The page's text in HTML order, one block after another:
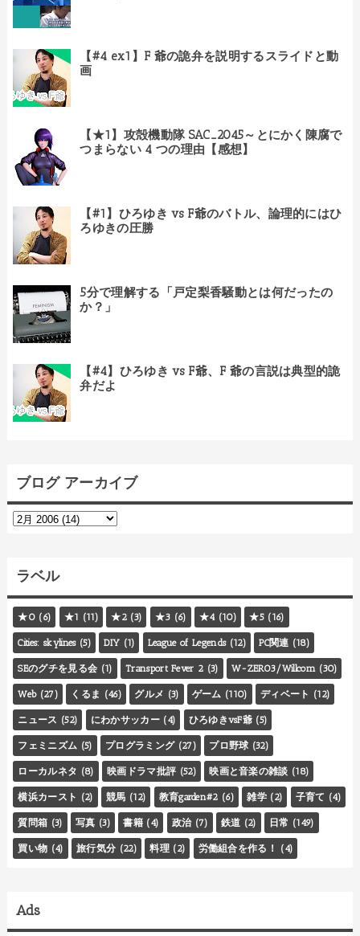
【#4 ex1】F 爺の詭弁を説明するスライドと動
画
【★1】攻殻機動隊 SAC_2045～とにかく陳腐で
つまらない 4 つの理由【感想】
【#1】ひろゆき vs F爺のバトル、論理的にはひ
ろゆきの圧勝
5分で理解する「戸定梨香騒動とは何だったの
か？」
【#4】ひろゆき vs F爺、F 爺の言説は典型的詭
弁だよ
ブログ アーカイブ
ラベル
★0 (6) ★1 (11) ★2 (3) ★3 (6) ★4 (10) ★5 (16)
Cities: skylines (5) DIY (1) League of Legends (12) PC関連 (18)
SEのグチを見る会 (1) Transport Fever 2 (3) W-ZERO3/Willcom (30)
Web (27) くるま (46) グルメ (3) ゲーム (110) ディベート (12)
ニュース (52) にわかサッカー (4) ひろゆきvsF爺 (5)
フェミニズム (5) プログラミング (27) プロ野球 (32)
ローカルネタ (8) 映画ドラマ批評 (52) 映画と音楽の雑談 (18)
横浜カースト (2) 競馬 (12) 教育garden#2 (6) 雑学 (2) 子育て (4)
質問箱 (3) 写真 (3) 書籍 (4) 政治 (7) 鉄道 (2) 日常 (149)
買い物 (4) 旅行気分 (22) 料理 (2) 労働組合を作る！ (4)
Ads